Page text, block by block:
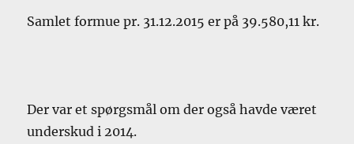
Samlet formue pr. 31.12.2015 er på 39.580,11 kr.
Der var et spørgsmål om der også havde været
underskud i 2014.